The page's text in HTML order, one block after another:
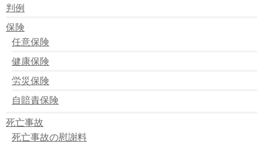
７１件 ／宮崎
今日からが春の交通算全運動
判例
保険
任意保険
健康保険
労災保険
自賠責保険
死亡事故
死亡事故の慰謝料